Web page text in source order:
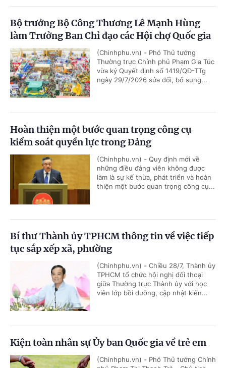
Bộ trưởng Bộ Công Thương Lê Mạnh Hùng
làm Trưởng Ban Chỉ đạo các Hội chợ Quốc gia
(Chinhphu.vn) - Phó Thủ tướng
Thường trực Chính phủ Phạm Gia Túc
vừa ký Quyết định số 1419/QĐ-TTg
ngày 29/7/2026 sửa đổi, bổ sung...
Hoàn thiện một bước quan trọng công cụ
kiểm soát quyền lực trong Đảng
(Chinhphu.vn) - Quy định mới về
những điều đảng viên không được
làm là sự kế thừa, phát triển và hoàn
thiện một bước quan trọng công cụ...
Bí thư Thành ủy TPHCM thông tin về việc tiếp
tục sắp xếp xã, phường
(Chinhphu.vn) - Chiều 28/7, Thành ủy
TPHCM tổ chức hội nghị đối thoại
giữa Thường trực Thành ủy với học
viên lớp bồi dưỡng, cập nhật kiến...
Kiện toàn nhân sự Ủy ban Quốc gia về trẻ em
(Chinhphu.vn) - Phó Thủ tướng Chính